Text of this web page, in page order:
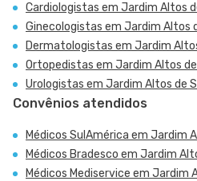
Cardiologistas em Jardim Altos
Ginecologistas em Jardim Altos
Dermatologistas em Jardim
Ortopedistas em Jardim Altos de
Urologistas em Jardim Altos de
Convênios atendidos
Médicos SulAmérica em Jardim
Médicos Bradesco em Jardim
Médicos Mediservice em Jardim